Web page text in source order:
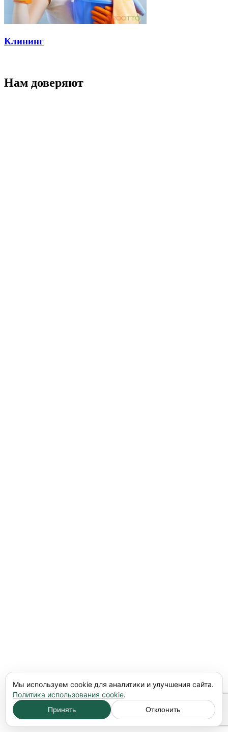
Клининг
Нам доверяют
Мы используем cookie для аналитики и улучшения сайта.
Политика использования cookie.
Принять Отклонить